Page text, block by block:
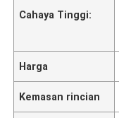
Cahaya Tinggi:
Harga
Kemasan rincian